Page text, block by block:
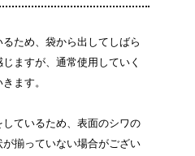
ため、袋から出してしばら
ますが、通常使用していく
ます。
ているため、表面のシワの
揃っていない場合がござい